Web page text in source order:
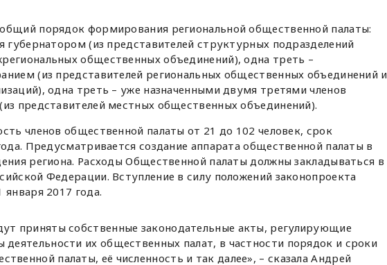
порядок формирования региональной общественной палаты:
губернатором (из представителей структурных подразделений
общественных объединений), одна треть –
(из представителей региональных общественных объединений и
одна треть – уже назначенными двумя третями членов
представителей местных общественных объединений).
членов общественной палаты от 21 до 102 человек, срок
Предусматривается создание аппарата общественной палаты в
региона. Расходы Общественной палаты должны закладываться в
Федерации. Вступление в силу положений законопроекта
января 2017 года.
приняты собственные законодательные акты, регулирующие
деятельности их общественных палат, в частности порядок и сроки
палаты, её численность и так далее», – сказала Андрей